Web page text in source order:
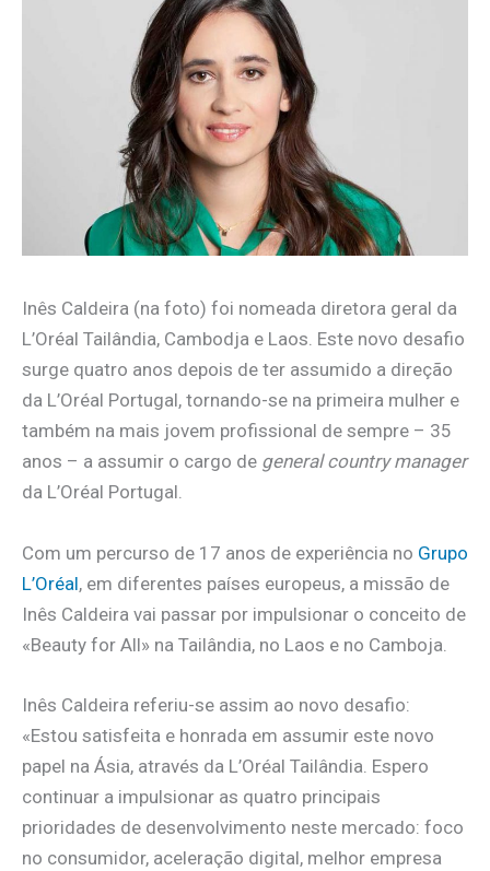
Inês Caldeira (na foto) foi nomeada diretora geral da
L’Oréal Tailândia, Cambodja e Laos. Este novo desafio
surge quatro anos depois de ter assumido a direção
da L’Oréal Portugal, tornando-se na primeira mulher e
também na mais jovem profissional de sempre – 35
anos – a assumir o cargo de general country manager
da L’Oréal Portugal.
Com um percurso de 17 anos de experiência no Grupo
L’Oréal, em diferentes países europeus, a missão de
Inês Caldeira vai passar por impulsionar o conceito de
«Beauty for All» na Tailândia, no Laos e no Camboja.
Inês Caldeira referiu-se assim ao novo desafio:
«Estou satisfeita e honrada em assumir este novo
papel na Ásia, através da L’Oréal Tailândia. Espero
continuar a impulsionar as quatro principais
prioridades de desenvolvimento neste mercado: foco
no consumidor, aceleração digital, melhor empresa